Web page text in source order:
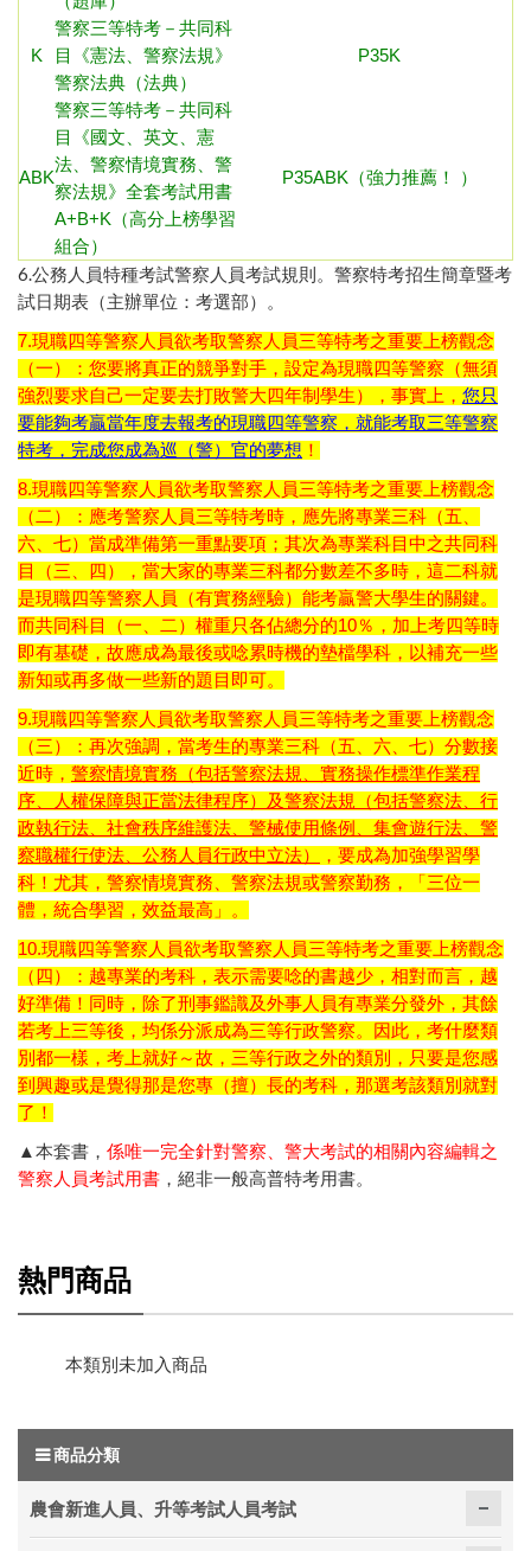
K
警察三等特考－共同科
目《憲法、警察法規》
警察法典（法典）
P35K
ABK
警察三等特考－共同科
目《國文、英文、憲
法、警察情境實務、警
察法規》全套考試用書
A+B+K（高分上榜學習
組合）
P35ABK（強力推薦！ ）
6.公務人員特種考試警察人員考試規則 。 警察特考招生簡章暨考
試日期表（主辦單位：考選部）
。
7.現職四等警察人員欲考取警察人員三等特考之重要上榜觀念
（一）：您要將真正的競爭對手，設定為現職四等警察（無須
強烈要求自己一定要去打敗警大四年制學生），事實上， 您只
要能夠考贏當年度去報考的現職四等警察，就能考取三等警察
特考，完成您成為巡（警）官的夢想 ！
8.現職四等警察人員欲考取警察人員三等特考之重要上榜觀念
（二）：應考警察人員三等特考時，應先將專業三科（五、
六、七）當成準備第一重點要項；其次為專業科目中之共同科
目（三、四），當大家的專業三科都分數差不多時，這二科就
是現職四等警察人員（有實務經驗）能考贏警大學生的關鍵。
而共同科目（一、二）權重只各佔總分的10％，加上考四等時
即有基礎，故應成為最後或唸累時機的墊檔學科，以補充一些
新知或再多做一些新的題目即可。
9.現職四等警察人員欲考取警察人員三等特考之重要上榜觀念
（三）：再次強調，當考生的專業三科（五、六、七）分數接
近時， 警察情境實務（包括警察法規、實務操作標準作業程
序、人權保障與正當法律程序）及警察法規（包括警察法、行
政執行法、社會秩序維護法、警械使用條例、集會遊行法、警
察職權行使法、公務人員行政中立法）
，要成為加強學習學
科！尤其，警察情境實務、警察法規或警察勤務，「三位一
體，統合學習，效益最高」。
10.現職四等警察人員欲考取警察人員三等特考之重要上榜觀念
（四）：越專業的考科，表示需要唸的書越少，相對而言，越
好準備！同時，除了刑事鑑識及外事人員有專業分發外，其餘
若考上三等後，均係分派成為三等行政警察。因此，考什麼類
別都一樣，考上就好～故，三等行政之外的類別，只要是您感
到興趣或是覺得那是您專（擅）長的考科，那選考該類別就對
了！
▲本套書， 係唯一完全針對警察、警大考試的相關內容編輯之
警察人員考試用書 ，絕非一般高普特考用書。
熱門商品
本類別未加入商品
商品分類
農會新進人員、升等考試人員考試